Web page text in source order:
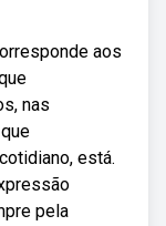
aos
nas
está.
pela